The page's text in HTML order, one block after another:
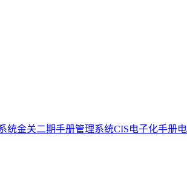
统金关二期手册管理系统CIS电子化手册